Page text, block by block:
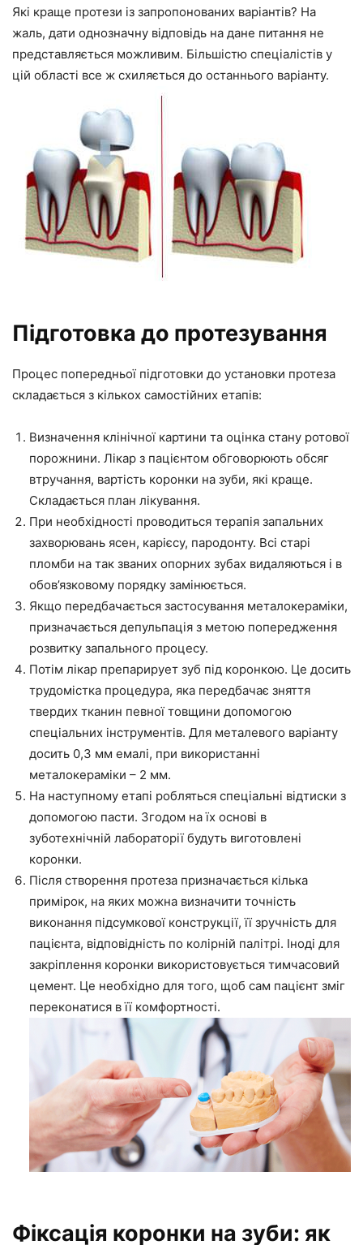
Які краще протези із запропонованих варіантів? На
жаль, дати однозначну відповідь на дане питання не
представляється можливим. Більшістю спеціалістів у
цій області все ж схиляється до останнього варіанту.
Підготовка до протезування
Процес попередньої підготовки до установки протеза
складається з кількох самостійних етапів:
Визначення клінічної картини та оцінка стану ротової
порожнини. Лікар з пацієнтом обговорюють обсяг
втручання, вартість коронки на зуби, які краще.
Складається план лікування.
При необхідності проводиться терапія запальних
захворювань ясен, карієсу, пародонту. Всі старі
пломби на так званих опорних зубах видаляються і в
обов’язковому порядку замінюється.
Якщо передбачається застосування металокераміки,
призначається депульпація з метою попередження
розвитку запального процесу.
Потім лікар препарирует зуб під коронкою. Це досить
трудомістка процедура, яка передбачає зняття
твердих тканин певної товщини допомогою
спеціальних інструментів. Для металевого варіанту
досить 0,3 мм емалі, при використанні
металокераміки – 2 мм.
На наступному етапі робляться спеціальні відтиски з
допомогою пасти. Згодом на їх основі в
зуботехнічній лабораторії будуть виготовлені
коронки.
Після створення протеза призначається кілька
примірок, на яких можна визначити точність
виконання підсумкової конструкції, її зручність для
пацієнта, відповідність по колірній палітрі. Іноді для
закріплення коронки використовується тимчасовий
цемент. Це необхідно для того, щоб сам пацієнт зміг
переконатися в її комфортності.
Фіксація коронки на зуби: як